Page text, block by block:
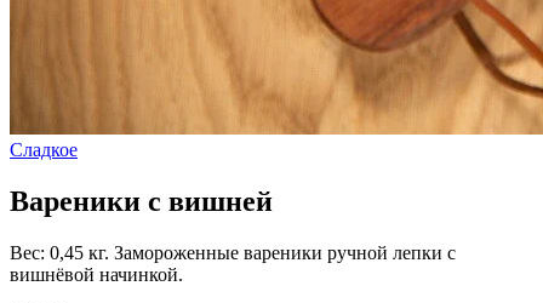
Сладкое
Вареники с вишней
Вес: 0,45 кг. Замороженные вареники ручной лепки с
вишнёвой начинкой.